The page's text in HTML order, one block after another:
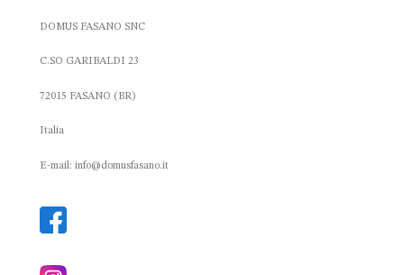
DOMUS FASANO SNC
C.SO GARIBALDI 23
72015 FASANO (BR)
Italia
E-mail: info@domusfasano.it